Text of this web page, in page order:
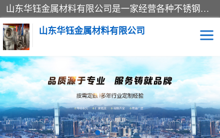
山东华钰金属材料有限公司是一家经营各种不锈钢管材、板材、圆钢、法兰、封头、型材等产品的公司；主营产品有：不锈钢管，激光切割，管件标准件，不锈钢圆钢，不锈钢人孔，不锈钢亮管，不锈钢角钢，不锈钢加工，不锈钢管子，不锈钢工业方管，不锈钢封头，不锈钢法兰，不锈钢阀门，不锈钢槽钢，不锈钢扁钢，不锈钢板等；可为客户制作各种规格的型材及不锈钢配件、非标准件及各种容器具等，能满足客户的不同采购要求。
山东华钰金属材料有限公司
不锈钢管 激光切割
管件标准件 不锈钢圆钢
不锈钢人孔 不锈钢亮管